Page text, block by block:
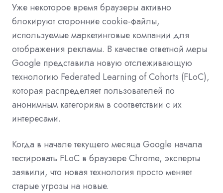
Уже некоторое время браузеры активно
блокируют сторонние cookie-файлы,
используемые маркетинговые компании для
отображения рекламы. В качестве ответной меры
Google представила новую отслеживающую
технологию Federated Learning of Cohorts (FLoC),
которая распределяет пользователей по
анонимным категориям в соответствии с их
интересами.
Когда в начале текущего месяца Google начала
тестировать FLoC в браузере Chrome, эксперты
заявили, что новая технология просто меняет
старые угрозы на новые.